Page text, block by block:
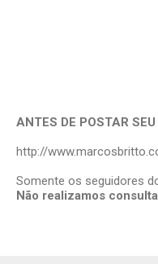
o
t
a
ANTES DE POSTAR
http://
Somente os seguidores
Não realizamos